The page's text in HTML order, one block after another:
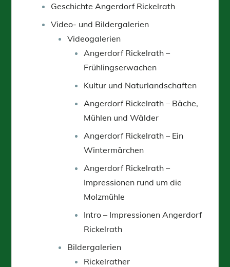
Geschichte Angerdorf Rickelrath
Video- und Bildergalerien
Videogalerien
Angerdorf Rickelrath –
Frühlingserwachen
Kultur und Naturlandschaften
Angerdorf Rickelrath – Bäche,
Mühlen und Wälder
Angerdorf Rickelrath – Ein
Wintermärchen
Angerdorf Rickelrath –
Impressionen rund um die
Molzmühle
Intro – Impressionen Angerdorf
Rickelrath
Bildergalerien
Rickelrather